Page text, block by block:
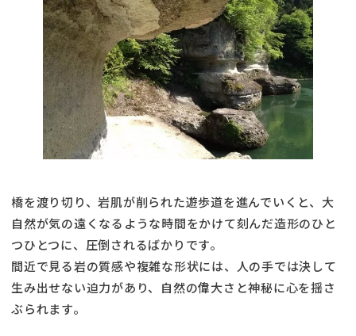
橋を渡り切り、岩肌が削られた遊歩道を進んでいくと、大
自然が気の遠くなるような時間をかけて刻んだ造形のひと
つひとつに、圧倒されるばかりです。
間近で見る岩の質感や複雑な形状には、人の手では決して
生み出せない迫力があり、自然の偉大さと神秘に心を揺さ
ぶられます。